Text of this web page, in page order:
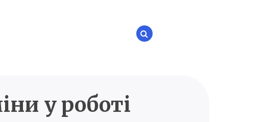
у роботі